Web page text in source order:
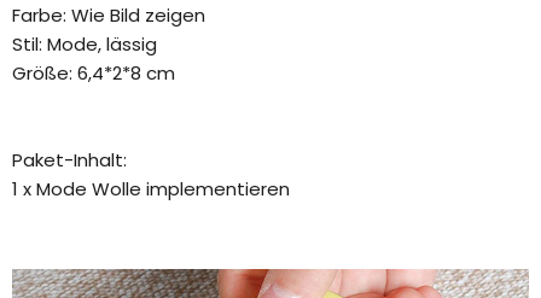
Farbe: Wie Bild zeigen
Stil: Mode, lässig
Größe: 6,4*2*8 cm
Paket-Inhalt:
1 x Mode Wolle implementieren